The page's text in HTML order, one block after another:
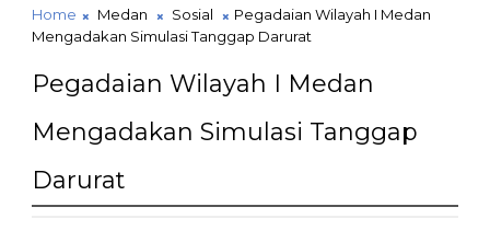
Home Medan Sosial
Pegadaian Wilayah I Medan
Mengadakan Simulasi Tanggap Darurat
Pegadaian Wilayah I Medan
Mengadakan Simulasi Tanggap
Darurat